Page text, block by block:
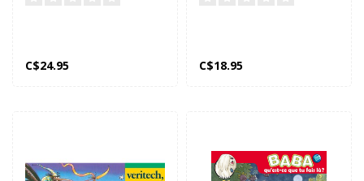
C$24.95 C$18.95